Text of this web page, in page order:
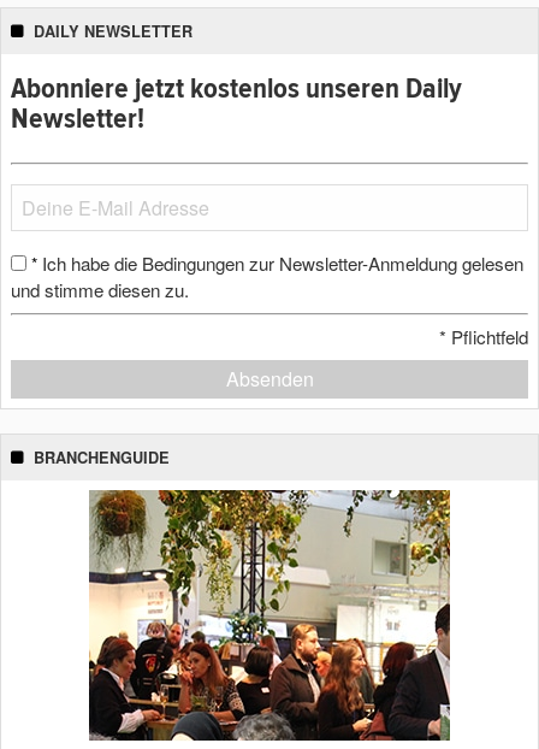
DAILY NEWSLETTER
Abonniere jetzt kostenlos unseren Daily
Newsletter!
* Ich habe die Bedingungen zur Newsletter-Anmeldung gelesen
und stimme diesen zu.
* Pflichtfeld
Absenden
BRANCHENGUIDE